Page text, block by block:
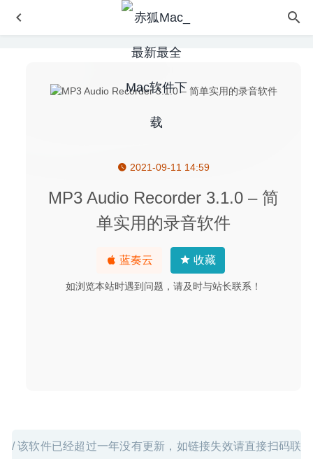
2021-09-11 14:59
MP3 Audio Recorder 3.1.0 – 简
单实用的录音软件
蓝奏云 收藏
如浏览本站时遇到问题，请及时与站长联系！
/ 该软件已经超过一年没有更新，如链接失效请直接扫码联
MacGourmet Deluxe 4.3.2 – 做菜食谱创建工具
DEVONthink Pro 3.5 – 强大的资料管理软件 2020-05-16
ColoFolXS 2.2.2 – 优秀的macOS取色软件 2023-06-24
Translatium 13.8.2 中文版-多功能能且超快的Mac翻译工具
Music Tag Editor 9.3.0 中文版-音乐标签编辑器 2024-06-19